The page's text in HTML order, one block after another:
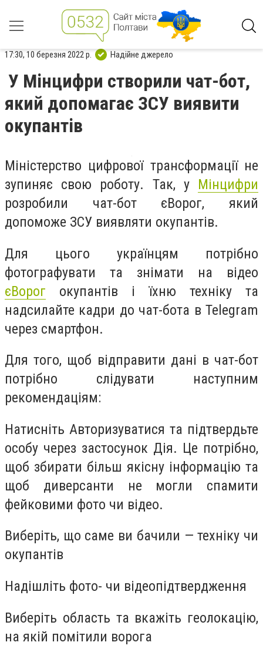
17:30, 10 березня 2022 р. Надійне джерело
У Мінцифри створили чат-бот,
який допомагає ЗСУ виявити
окупантів
Міністерство цифрової трансформації не
зупиняє свою роботу. Так, у Мінцифри
розробили чат-бот єВорог, який
допоможе ЗСУ виявляти окупантів.
Для цього українцям потрібно
фотографувати та знімати на відео
єВорог окупантів і їхню техніку та
надсилайте кадри до чат-бота в Telegram
через смартфон.
Для того, щоб відправити дані в чат-бот
потрібно слідувати наступним
рекомендаціям:
Натисніть Авторизуватися та підтвердьте
особу через застосунок Дія. Це потрібно,
щоб збирати більш якісну інформацію та
щоб диверсанти не могли спамити
фейковими фото чи відео.
Виберіть, що саме ви бачили — техніку чи
окупантів
Надішліть фото- чи відеопідтвердження
Виберіть область та вкажіть геолокацію,
на якій помітили ворога